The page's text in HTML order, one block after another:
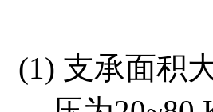
(1) 支承面积